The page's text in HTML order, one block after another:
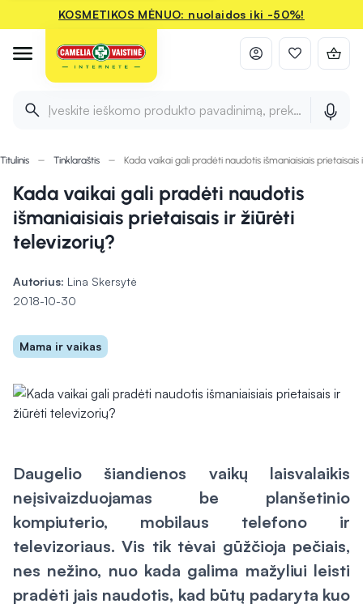
KOSMETIKOS MĖNUO: nuolaidos iki -50%!
Įveskite ieškomo produkto pavadinimą, prekės ženklą ir
Titulinis Tinklaraštis Kada vaikai gali pradėti naudotis išmaniaisiais prietaisais
Kada vaikai gali pradėti naudotis
išmaniaisiais prietaisais ir žiūrėti
televizorių?
Autorius: Lina Skersytė
2018-10-30
Mama ir vaikas
Daugelio šiandienos vaikų laisvalaikis
neįsivaizduojamas be planšetinio
kompiuterio, mobilaus telefono ir
televizoriaus. Vis tik tėvai gūžčioja pečiais,
nes nežino, nuo kada galima mažyliui leisti
pradėti jais naudotis, kad būtų padaryta kuo